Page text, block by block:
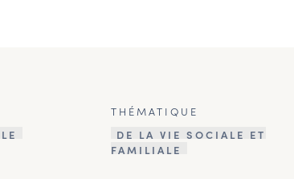
THÉMATIQUE
DE LA VIE SOCIALE ET
FAMILIALE